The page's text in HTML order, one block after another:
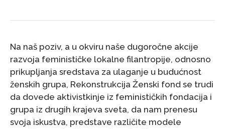
Na naš poziv, a u okviru naše dugoročne akcije
razvoja feminističke lokalne filantropije, odnosno
prikupljanja sredstava za ulaganje u budućnost
ženskih grupa, Rekonstrukcija Ženski fond se trudi
da dovede aktivistkinje iz feminističkih fondacija i
grupa iz drugih krajeva sveta, da nam prenesu
svoja iskustva, predstave različite modele